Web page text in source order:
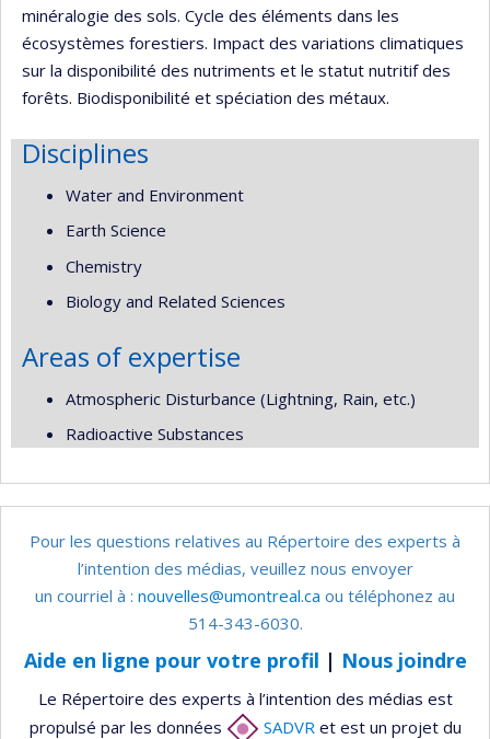
minéralogie des sols. Cycle des éléments dans les
écosystèmes forestiers. Impact des variations climatiques
sur la disponibilité des nutriments et le statut nutritif des
forêts. Biodisponibilité et spéciation des métaux.
Disciplines
Water and Environment
Earth Science
Chemistry
Biology and Related Sciences
Areas of expertise
Atmospheric Disturbance (Lightning, Rain, etc.)
Radioactive Substances
Pour les questions relatives au Répertoire des experts à
l’intention des médias, veuillez nous envoyer
un courriel à : nouvelles@umontreal.ca ou téléphonez au
514-343-6030.
Aide en ligne pour votre profil | Nous joindre
Le Répertoire des experts à l’intention des médias est
propulsé par les données
SADVR et est un projet du